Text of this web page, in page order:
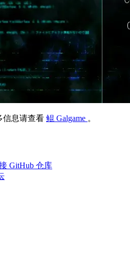
信息请查看 鲲 Galgame 。
GitHub 仓库